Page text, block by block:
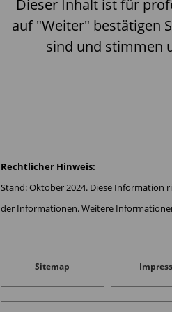
Unternehmensanleihen im
Beimischung von
LAIQON Institutionelles
Management
Dieser Inhalt ist für
auf "Weiter" bestätigen
sind und stimmen
Rechtlicher Hinweis:
Stand: Oktober 2024. Diese Information
der Informationen. Weitere
Sitemap